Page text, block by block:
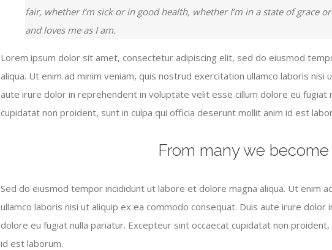
fair, whether I’m sick or in good health, whether I’m in a state of grace
and loves me as I am.
Lorem ipsum dolor sit amet, consectetur adipiscing elit, sed do eiusmod
aliqua. Ut enim ad minim veniam, quis nostrud exercitation ullamco laboris nisi
aute irure dolor in reprehenderit in voluptate velit esse cillum dolore eu fugiat
cupidatat non proident, sunt in culpa qui officia deserunt mollit anim id est
From many we
Sed do eiusmod tempor incididunt ut labore et dolore magna aliqua. Ut enim
ullamco laboris nisi ut aliquip ex ea commodo consequat. Duis aute irure
dolore eu fugiat nulla pariatur. Excepteur sint occaecat cupidatat non
id est laborum.